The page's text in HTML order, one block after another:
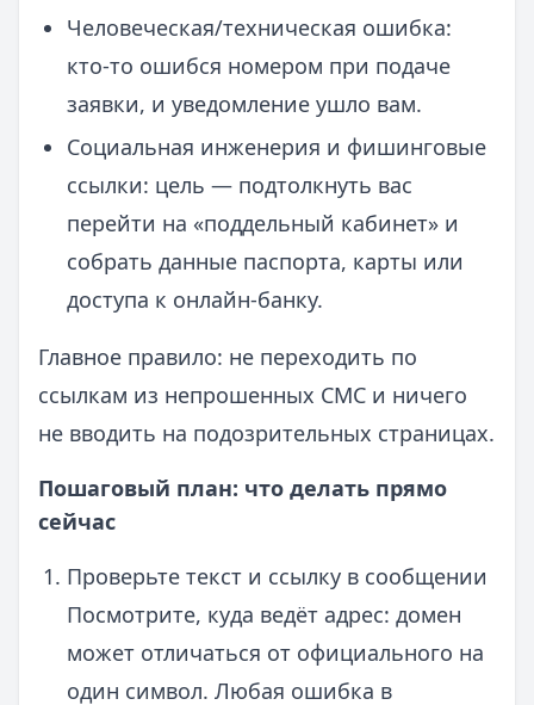
Человеческая/техническая ошибка:
кто-то ошибся номером при подаче
заявки, и уведомление ушло вам.
Социальная инженерия и фишинговые
ссылки: цель — подтолкнуть вас
перейти на «поддельный кабинет» и
собрать данные паспорта, карты или
доступа к онлайн-банку.
Главное правило: не переходить по
ссылкам из непрошенных СМС и ничего
не вводить на подозрительных страницах.
Пошаговый план: что делать прямо
сейчас
Проверьте текст и ссылку в сообщении
Посмотрите, куда ведёт адрес: домен
может отличаться от официального на
один символ. Любая ошибка в